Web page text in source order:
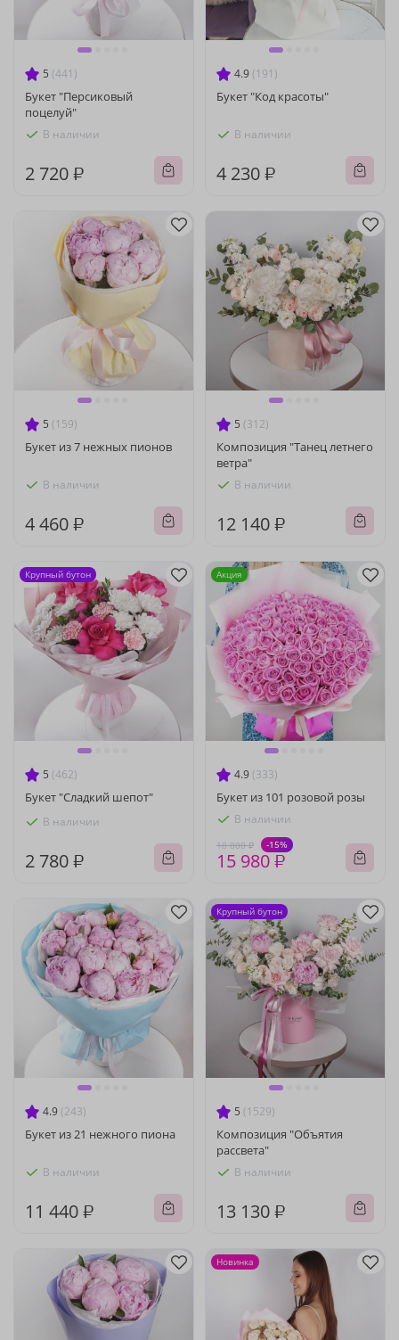
5 (441)
Букет "Персиковый
поцелуй"
В наличии
2 720 ₽
4.9 (191)
Букет "Код красоты"
В наличии
4 230 ₽
5 (159)
Букет из 7 нежных пионов
В наличии
4 460 ₽
5 (312)
Композиция "Танец летнего
ветра"
В наличии
12 140 ₽
5 (462)
Букет "Сладкий шепот"
В наличии
2 780 ₽
Крупный бутон
4.9 (333)
Букет из 101 розовой розы
В наличии
18 800 ₽ -15%
15 980 ₽
Акция
4.9 (243)
Букет из 21 нежного пиона
В наличии
11 440 ₽
5 (1529)
Композиция "Объятия
рассвета"
В наличии
13 130 ₽
Крупный бутон
Новинка